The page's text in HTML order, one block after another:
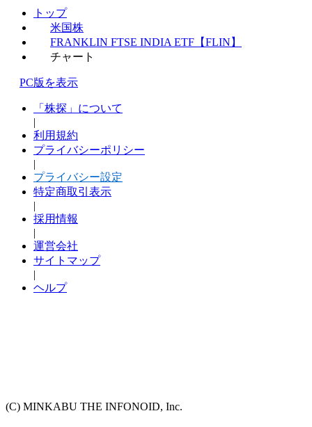
トップ
米国株
FRANKLIN FTSE INDIA ETF【FLIN】
チャート
PC版を表示
「株探」について
|
利用規約
プライバシーポリシー
|
プライバシー設定
特定商取引表示
|
採用情報
|
運営会社
サイトマップ
|
ヘルプ
(C) MINKABU THE INFONOID, Inc.